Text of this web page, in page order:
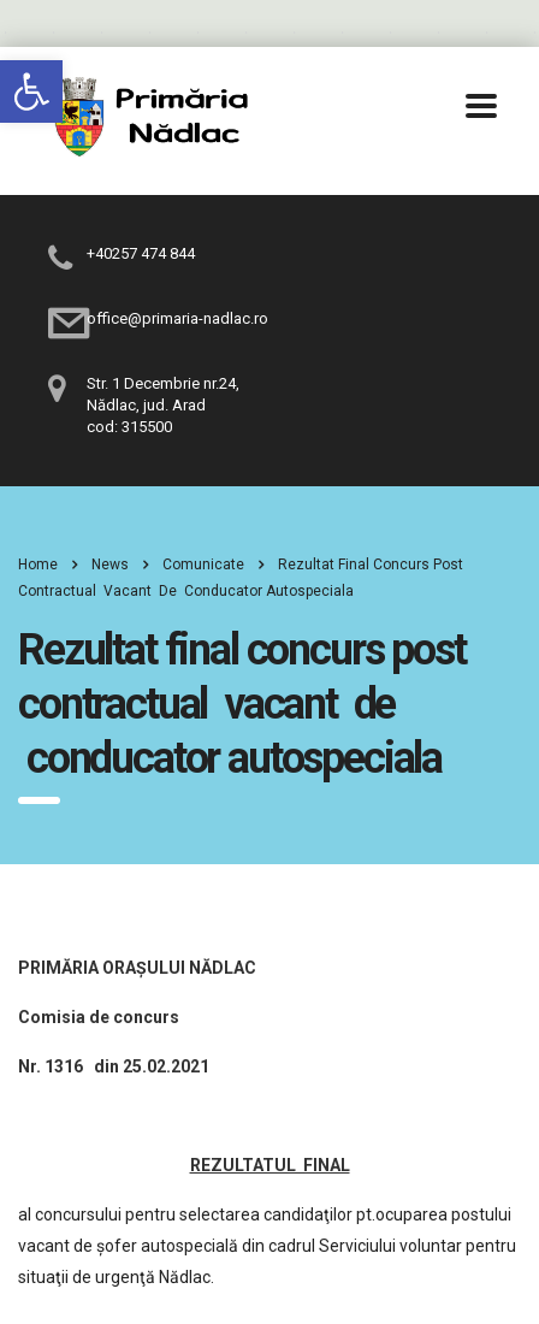
Deschide bara de unelte
+40257 474 844
office@primaria-nadlac.ro
Str. 1 Decembrie nr.24,
Nădlac, jud. Arad
cod: 315500
Home News Comunicate
Rezultat Final Concurs Post
Contractual Vacant De Conducator Autospeciala
Rezultat final concurs post
contractual vacant de
conducator autospeciala
PRIMĂRIA ORAŞULUI NĂDLAC
Comisia de concurs
Nr. 1316 din 25.02.2021
REZULTATUL FINAL
al concursului pentru selectarea candidaţilor pt.ocuparea postului
vacant de şofer autospecială din cadrul Serviciului voluntar pentru
situaţii de urgenţă Nădlac.